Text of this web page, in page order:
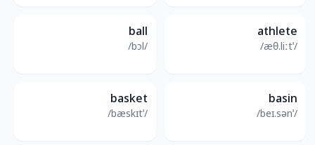
athlete
/ˈæθ.liːt/
ball
/bɔl/
basin
/ˈbeɪ.sən/
basket
/ˈbæskɪt/